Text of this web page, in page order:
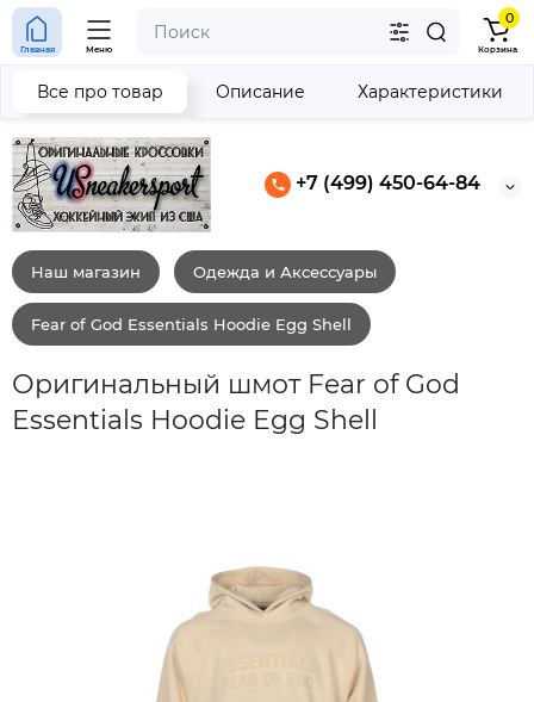
+7 (499) 450-64-84
Главная Меню
0
Корзина
Наш магазин Одежда и Аксессуары
Fear of God Essentials Hoodie Egg Shell
Оригинальный шмот Fear of God
Essentials Hoodie Egg Shell
Все про товар Описание Характеристики